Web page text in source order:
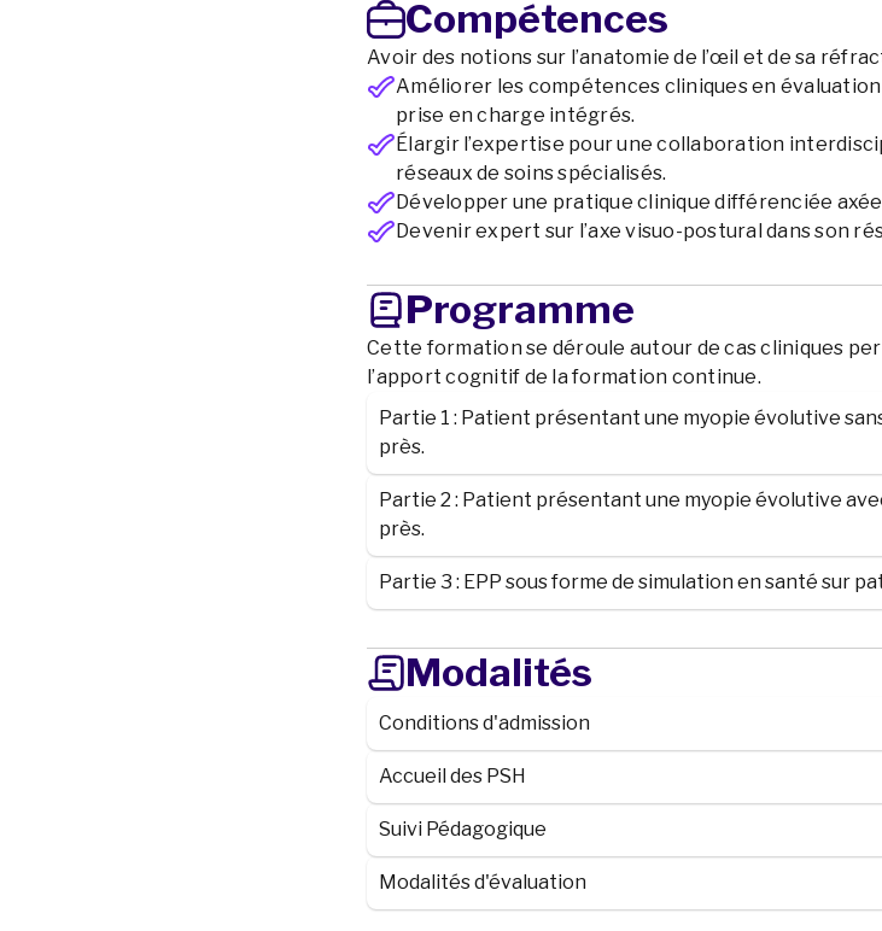
Compétences
Avoir des notions sur l’anatomie de l’œil et de sa
Améliorer les compétences cliniques en
prise en charge intégrés.
Élargir l’expertise pour une collaboration
réseaux de soins spécialisés.
Développer une pratique clinique différenciée axée
Devenir expert sur l’axe visuo-postural dans son
Programme
Cette formation se déroule autour de cas cliniques
l’apport cognitif de la formation continue.
Partie 1 : Patient présentant une myopie évolutive
près.
Partie 2 : Patient présentant une myopie évolutive
près.
Partie 3 : EPP sous forme de simulation en santé sur
Modalités
Conditions d'admission
Accueil des PSH
Suivi Pédagogique
Modalités d'évaluation